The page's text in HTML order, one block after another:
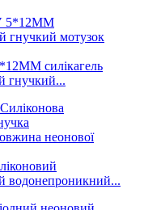
силікагель
гнучкий...
водонепроникний...